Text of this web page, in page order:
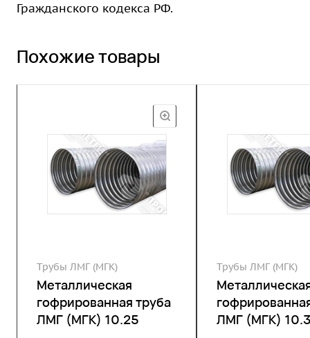
Гражданского кодекса РФ.
Похожие товары
Трубы ЛМГ (МГК)
Металлическая
гофрированная труба
ЛМГ (МГК) 10.25
Трубы ЛМГ (МГК)
ЛМГ (МГК)